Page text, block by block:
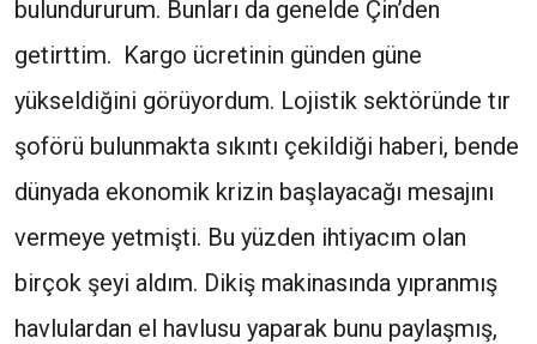
bulundururum. Bunları da genelde Çin’den
getirttim. Kargo ücretinin günden güne
yükseldiğini görüyordum. Lojistik sektöründe tır
şoförü bulunmakta sıkıntı çekildiği haberi, bende
dünyada ekonomik krizin başlayacağı mesajını
vermeye yetmişti. Bu yüzden ihtiyacım olan
birçok şeyi aldım. Dikiş makinasında yıpranmış
havlulardan el havlusu yaparak bunu paylaşmış,